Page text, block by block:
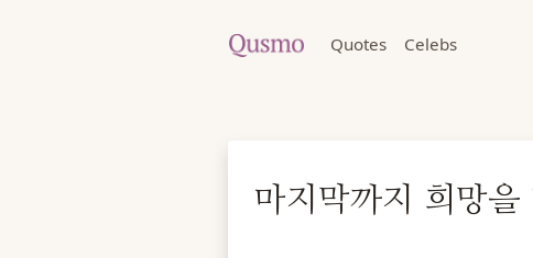
Quotes Celebs
마지막까지 희망